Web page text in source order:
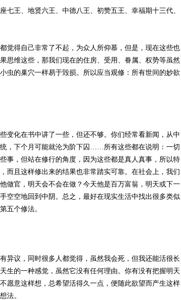
七王、地贤六王、中德八王、初赞五王、幸福期十三代、
觉得自己非常了不起，为众人所仰慕，但是，现在这些也
思维这些，那我们现在的住房、受用、眷属、权势等虽然
虫的巢穴一样易于毁损。所以应当观修：所有世间的妙欲
变化在书中讲了一些，但还不够。你们经常看新闻，从中
，下个月可能就沦为阶下囚……所有这些都在说明：一切
事，但站在修行的角度，因为这些都是真人真事，所以特
而且这样修出来的结果也非常踏实可靠。在社会上，我们
做官，明天会不会在做？今天他是百万富翁，明天或下一
空空地回到中阴。总之，最好在现实生活中找出很多类似
五个修法。
异议，同时很多人都觉得，虽然我会死，但我还能活很长
生的一种感觉，虽然它没有任何理由。你有没有把握明天
愿意这样想，总希望活得久一点，便随此欲望而产生这样
法。